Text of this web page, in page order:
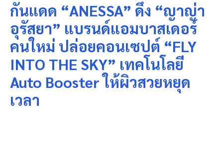
กันแดด “ANESSA” ดึง “ญาญ่า
อุรัสยา” แบรนด์แอมบาสเดอร์
คนใหม่ ปล่อยคอนเซปต์ “FLY
INTO THE SKY” เทคโนโลยี
Auto Booster ให้ผิวสวยหยุด
เวลา